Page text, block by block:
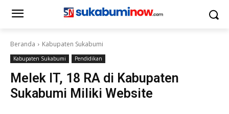
Beranda Kabupaten Sukabumi
Kabupaten Sukabumi Pendidikan
Melek IT, 18 RA di Kabupaten
Sukabumi Miliki Website